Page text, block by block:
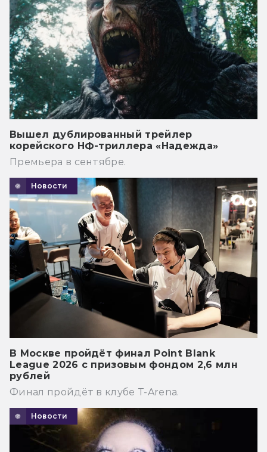
Вышел дублированный трейлер
корейского НФ-триллера «Надежда»
Премьера в сентябре.
Новости
В Москве пройдёт финал Point Blank
League 2026 с призовым фондом 2,6 млн
рублей
Финал пройдёт в клубе T-Arena.
Новости